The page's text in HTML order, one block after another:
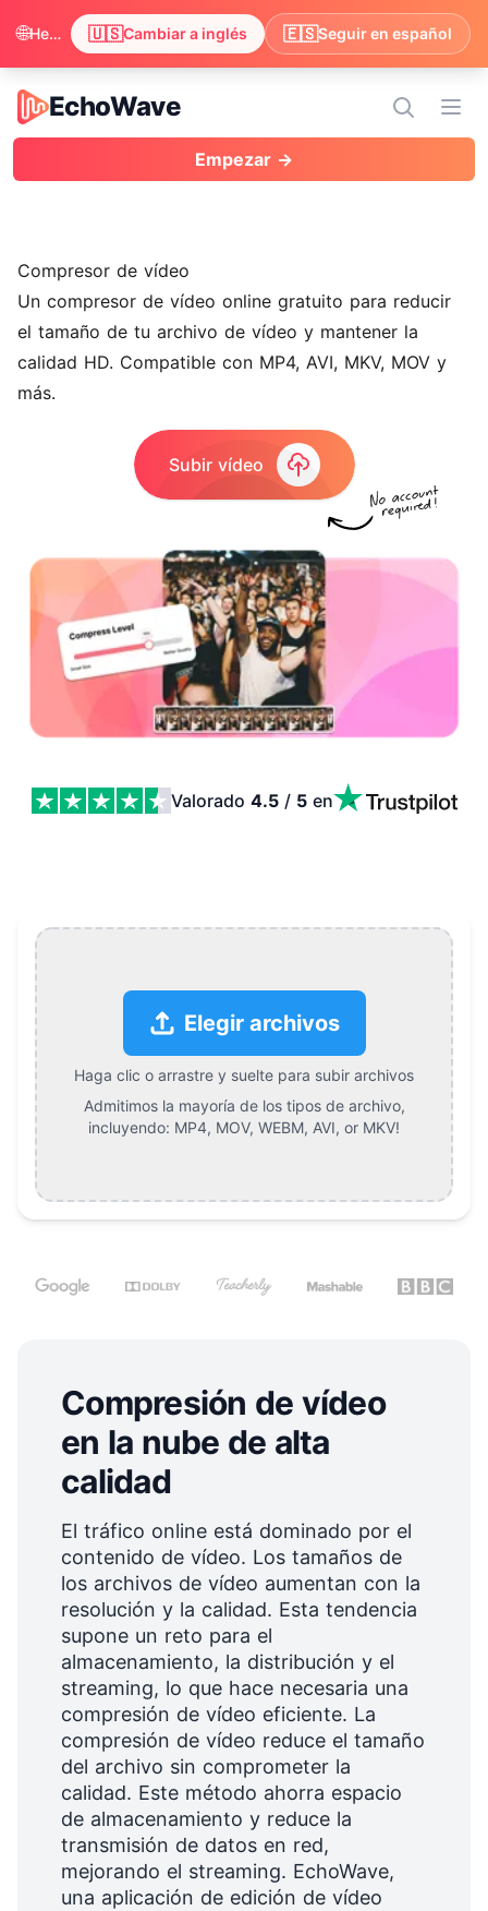
EchoWave
EchoWave
Empezar →
Compresor de vídeo
Un compresor de vídeo online gratuito para reducir
el tamaño de tu archivo de vídeo y mantener la
calidad HD. Compatible con MP4, AVI, MKV, MOV y
más.
Subir vídeo
Valorado 4.5 / 5 en
Elegir archivos
Haga clic o arrastre y suelte para subir archivos
Admitimos la mayoría de los tipos de archivo,
incluyendo: MP4, MOV, WEBM, AVI, or MKV!
Compresión de vídeo
en la nube de alta
calidad
El tráfico online está dominado por el
contenido de vídeo. Los tamaños de
los archivos de vídeo aumentan con la
resolución y la calidad. Esta tendencia
supone un reto para el
almacenamiento, la distribución y el
streaming, lo que hace necesaria una
compresión de vídeo eficiente. La
compresión de vídeo reduce el tamaño
del archivo sin comprometer la
calidad. Este método ahorra espacio
de almacenamiento y reduce la
transmisión de datos en red,
mejorando el streaming. EchoWave,
una aplicación de edición de vídeo
🌐 Hemos visto que tu navegador prefiere inglés. ¿Quieres cambiar para disfrutar el contenido en inglés? 🇺🇸Cambiar a inglés 🇪🇸Seguir en español